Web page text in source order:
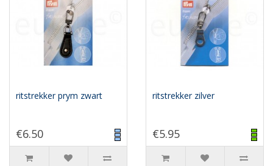
ritstrekker prym zwart
€6.50
ritstrekker zilver
€5.95